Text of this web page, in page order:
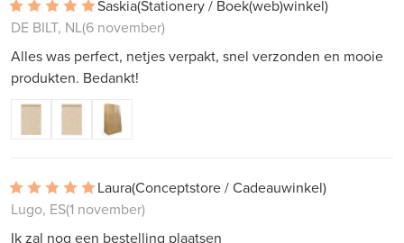
Saskia(Stationery / Boek(web)winkel)
DE BILT, NL(6 november)
Alles was perfect, netjes verpakt, snel verzonden en mooie
produkten. Bedankt!
Laura(Conceptstore / Cadeauwinkel)
Lugo, ES(1 november)
Ik zal nog een bestelling plaatsen